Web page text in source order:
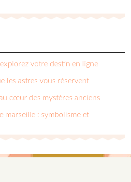
votre destin en ligne
les astres vous réservent
cœur des mystères anciens
marseille : symbolisme et